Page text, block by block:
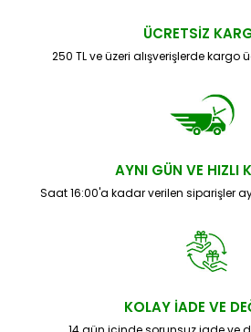
ÜCRETSİZ
250 TL ve üzeri alışverişlerde kargo
AYNI GÜN VE HIZLI
Saat 16:00'a kadar verilen siparişler
KOLAY İADE VE